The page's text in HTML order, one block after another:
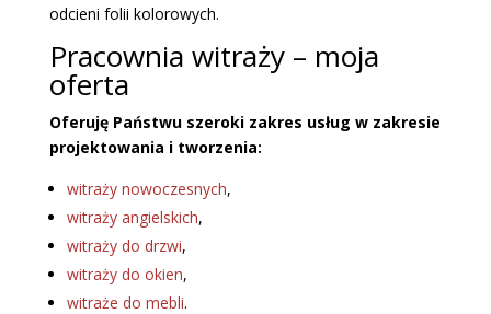
odcieni folii kolorowych.
Pracownia witraży – moja
oferta
Oferuję Państwu szeroki zakres usług w zakresie
projektowania i tworzenia:
witraży nowoczesnych,
witraży angielskich,
witraży do drzwi,
witraży do okien,
witraże do mebli.